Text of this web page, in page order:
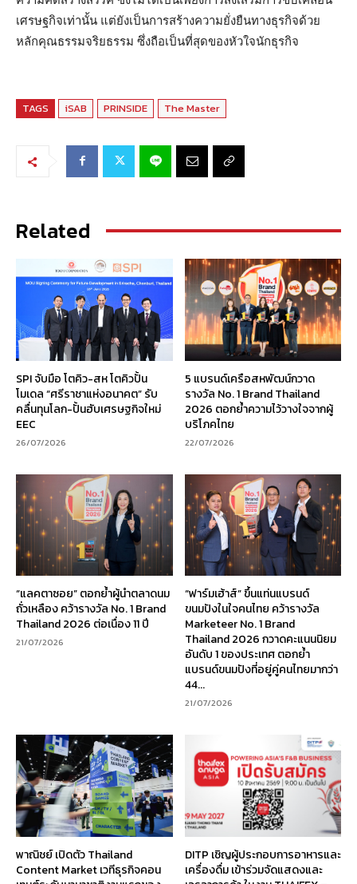
เศรษฐกิจเท่านั้น แต่ยังเป็นการสร้างความยั่งยืนทางธุรกิจด้วย
หลักคุณธรรมจริยธรรม ซึ่งถือเป็นที่สุดของหัวใจนักธุรกิจ
TAGS iSAB PRINSIDE The Master
Related
SPI จับมือ โตคิว-สห โตคิวปั้น
โมเดล “ศรีราชาแห่งอนาคต” รับ
คลื่นทุนโลก-ปั้นฮับเศรษฐกิจใหม่
EEC
26/07/2026
5 แบรนด์เครือสหพัฒน์กวาด
รางวัล No. 1 Brand Thailand
2026 ตอกย้ำความไว้วางใจจากผู้
บริโภคไทย
22/07/2026
“แลคตาซอย” ตอกย้ำผู้นำตลาดนม
ถั่วเหลือง คว้ารางวัล No. 1 Brand
Thailand 2026 ต่อเนื่อง 11 ปี
21/07/2026
“ฟาร์มเฮ้าส์” ขึ้นแท่นแบรนด์
ขนมปังในใจคนไทย คว้ารางวัล
Marketeer No. 1 Brand
Thailand 2026 กวาดคะแนนนิยม
อันดับ 1 ของประเทศ ตอกย้ำ
แบรนด์ขนมปังที่อยู่คู่คนไทยมากว่า
44...
21/07/2026
พาณิชย์ เปิดตัว Thailand
Content Market เวทีธุรกิจคอน
DITP เชิญผู้ประกอบการอาหารและ
เครื่องดื่ม เข้าร่วมจัดแสดงและ